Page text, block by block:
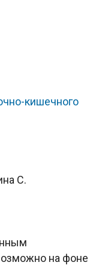
кишечного
C.
на фоне